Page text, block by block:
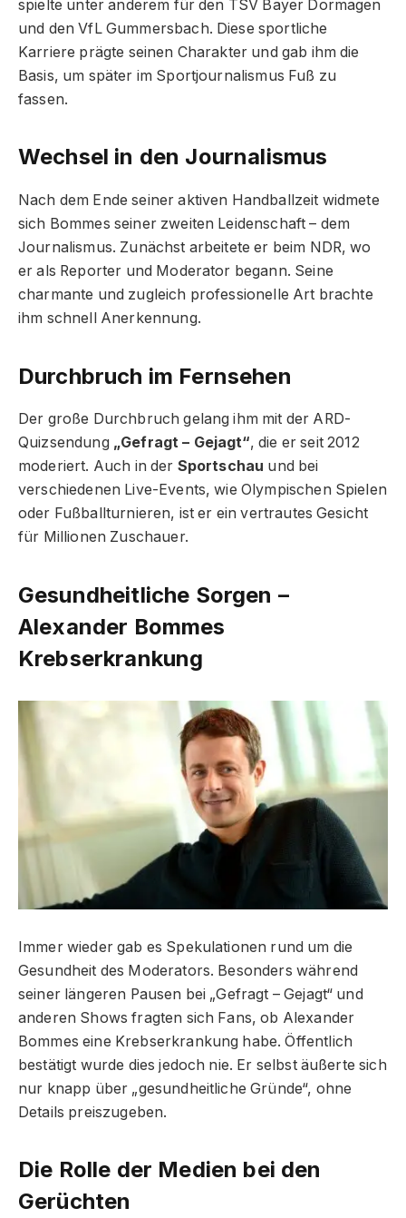
spielte unter anderem für den TSV Bayer Dormagen
und den VfL Gummersbach. Diese sportliche
Karriere prägte seinen Charakter und gab ihm die
Basis, um später im Sportjournalismus Fuß zu
fassen.
Wechsel in den Journalismus
Nach dem Ende seiner aktiven Handballzeit widmete
sich Bommes seiner zweiten Leidenschaft – dem
Journalismus. Zunächst arbeitete er beim NDR, wo
er als Reporter und Moderator begann. Seine
charmante und zugleich professionelle Art brachte
ihm schnell Anerkennung.
Durchbruch im Fernsehen
Der große Durchbruch gelang ihm mit der ARD-
Quizsendung „Gefragt – Gejagt“, die er seit 2012
moderiert. Auch in der Sportschau und bei
verschiedenen Live-Events, wie Olympischen Spielen
oder Fußballturnieren, ist er ein vertrautes Gesicht
für Millionen Zuschauer.
Gesundheitliche Sorgen –
Alexander Bommes
Krebserkrankung
Immer wieder gab es Spekulationen rund um die
Gesundheit des Moderators. Besonders während
seiner längeren Pausen bei „Gefragt – Gejagt“ und
anderen Shows fragten sich Fans, ob Alexander
Bommes eine Krebserkrankung habe. Öffentlich
bestätigt wurde dies jedoch nie. Er selbst äußerte sich
nur knapp über „gesundheitliche Gründe“, ohne
Details preiszugeben.
Die Rolle der Medien bei den
Gerüchten